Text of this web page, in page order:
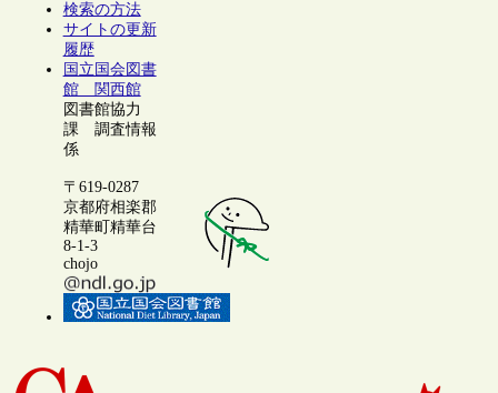
検索の方法
サイトの更新
履歴
国立国会図書
館 関西館
図書館協力
課 調査情報
係
〒619-0287
京都府相楽郡
精華町精華台
8-1-3
chojo